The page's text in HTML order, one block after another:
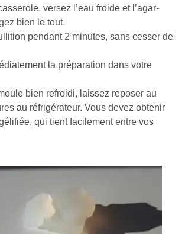
versez l’eau froide et l’agar-
bien le tout.
pendant 2 minutes, sans cesser de
la préparation dans votre
bien refroidi, laissez reposer au
au réfrigérateur. Vous devez obtenir
qui tient facilement entre vos